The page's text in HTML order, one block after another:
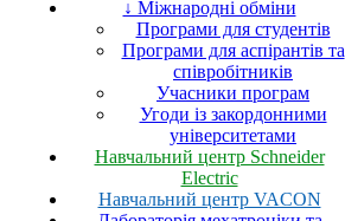
↓ Міжнародні обміни
Програми для студентів
Програми для аспірантів та
співробітників
Учасники програм
Угоди із закордонними
університетами
Навчальний центр Schneider
Electric
Навчальний центр VACON